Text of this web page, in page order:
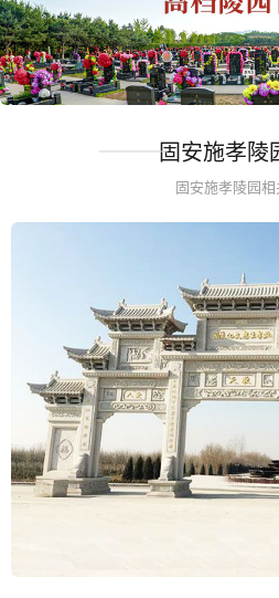
固安施孝陵
固安施孝陵园